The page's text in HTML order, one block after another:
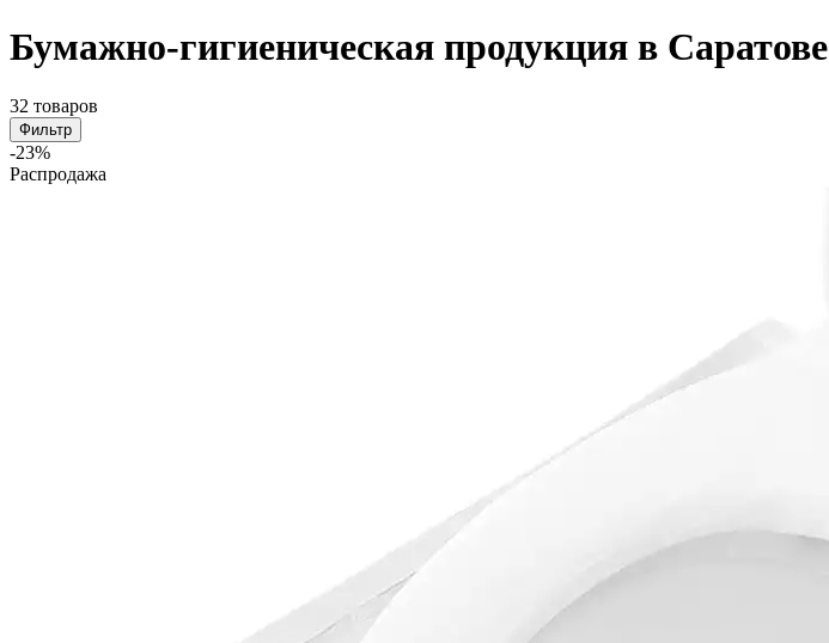
Бумажно-гигиеническая продукция в Саратове
32 товаров
Фильтр
-23%
Распродажа